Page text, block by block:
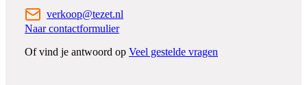
verkoop@tezet.nl
Naar contactformulier
Of vind je antwoord op Veel gestelde vragen